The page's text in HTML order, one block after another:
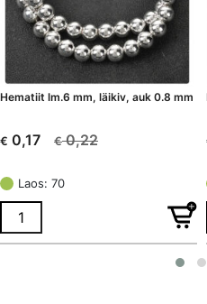
Hematiit lm.6 mm, läikiv, auk 0.8 mm
€0,22
Algne
oli:
€ 0,22.
€ 0,17
Current
is:
€ 0,17.
Laos: 70